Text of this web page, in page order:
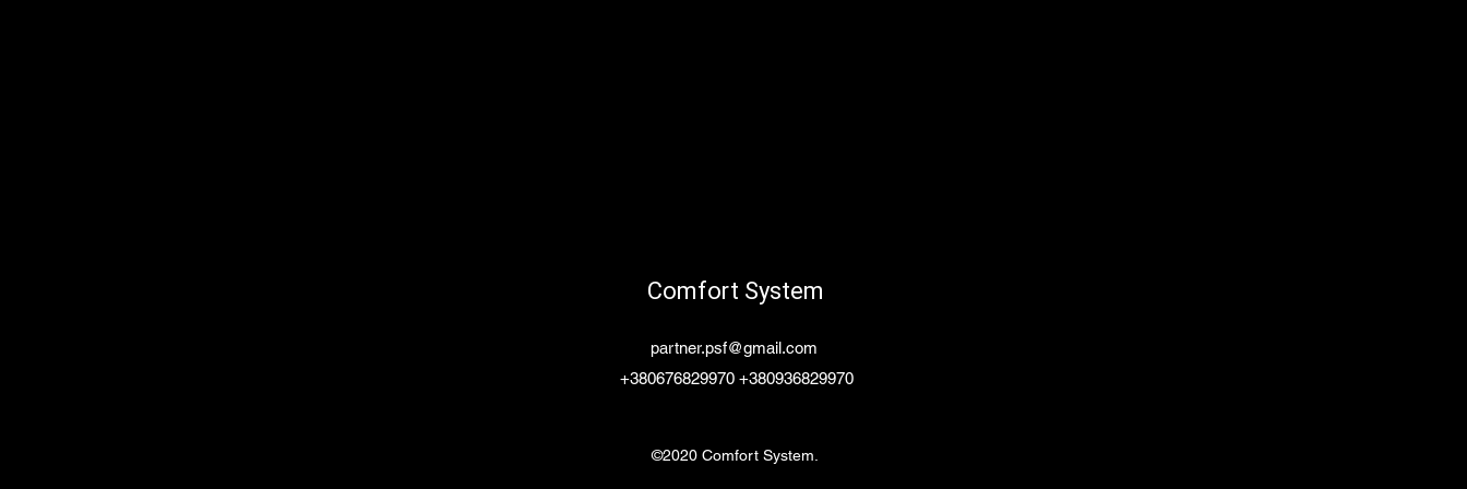
Comfort System
partner.psf@gmail.com
+380676829970 +380936829970
©2020 Comfort System.